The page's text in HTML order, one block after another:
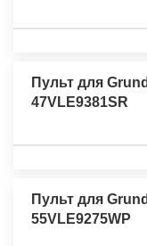
Пульт для
47VLE9381SR
Пульт для
55VLE9275WP